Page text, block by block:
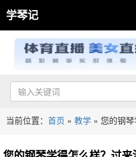
学琴记
当前位置： 首页 » 教学 » 您的钢琴